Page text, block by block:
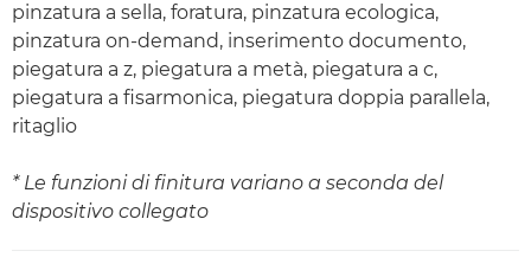
pinzatura a sella, foratura, pinzatura ecologica,
pinzatura on-demand, inserimento documento,
piegatura a z, piegatura a metà, piegatura a c,
piegatura a fisarmonica, piegatura doppia parallela,
ritaglio
* Le funzioni di finitura variano a seconda del
dispositivo collegato